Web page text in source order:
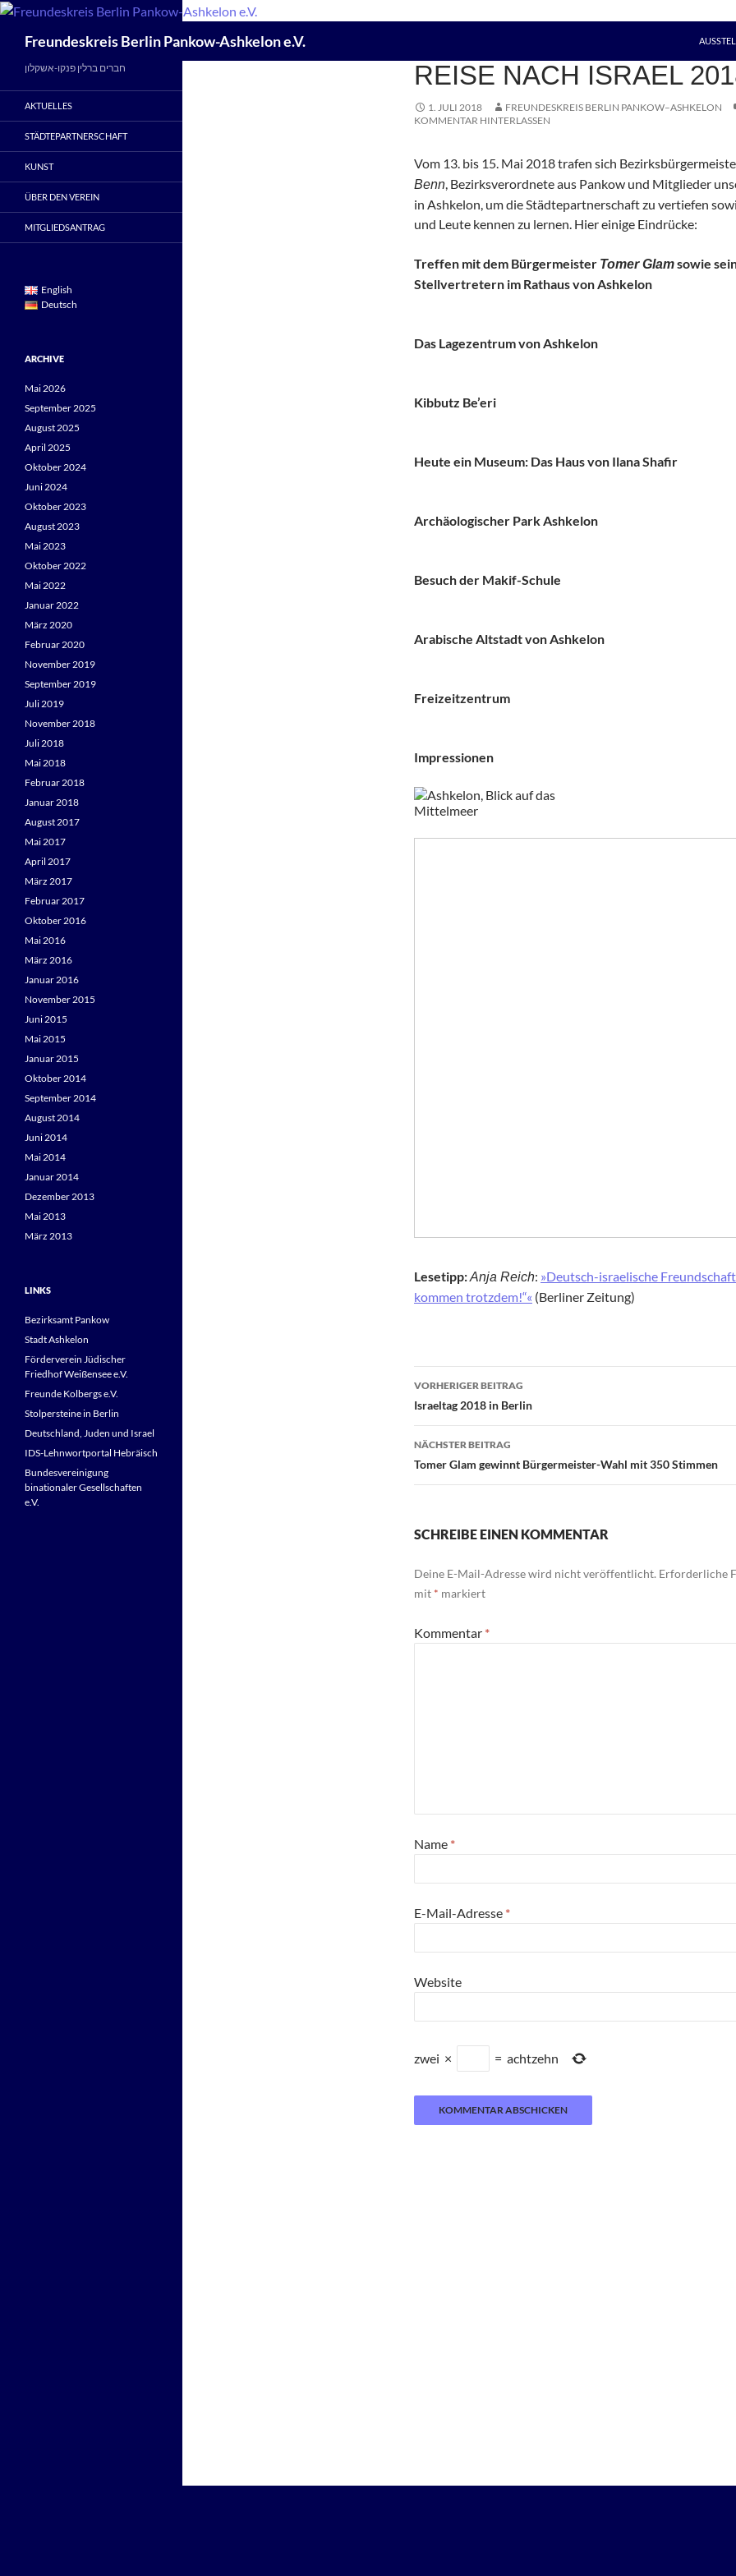
Zum
springenFreundeskreis Berlin Pankow-Ashkelon e.V.
REISE NACH ISRAEL
1. JULI 2018
FREUNDESKREIS BERLIN PANKOW–ASHKELON
KOMMENTAR HINTERLASSEN
Vom 13. bis 15. Mai 2018 trafen sich
Benn, Bezirksverordnete aus Pankow und Mitglieder
in Ashkelon, um die Städtepartnerschaft zu vertiefen
und Leute kennen zu lernen. Hier einige Eindrücke:
Treffen mit dem Bürgermeister Tomer Glamsowie
Stellvertretern im Rathaus von Ashkelon
Das Lagezentrum von Ashkelon
Kibbutz Be’eri
Heute ein Museum: Das Haus von Ilana Shafir
Archäologischer Park Ashkelon
Besuch der Makif-Schule
Arabische Altstadt von Ashkelon
Freizeitzentrum
Impressionen
Lesetipp:Anja Reich: »Deutsch-israelische
kommen trotzdem!“« (Berliner Zeitung)
Beitragsnavigation
VORHERIGER BEITRAG
Israeltag 2018 in Berlin
NÄCHSTER BEITRAG
Tomer Glam gewinnt Bürgermeister-Wahl mit 350 Stimmen
SCHREIBE EINEN KOMMENTAR
Deine E-Mail-Adresse wird nicht veröffentlicht. Erforderliche
mit * markiert
Kommentar *
Name *
E-Mail-Adresse *
Website
zwei × = achtzehn
חברים ברלין פנקו-אשקלון
AKTUELLES
STÄDTEPARTNERSCHAFT
KUNST
ÜBER DEN VEREIN
MITGLIEDSANTRAG
English
Deutsch
ARCHIVE
Mai 2026
September 2025
August 2025
April 2025
Oktober 2024
Juni 2024
Oktober 2023
August 2023
Mai 2023
Oktober 2022
Mai 2022
Januar 2022
März 2020
Februar 2020
November 2019
September 2019
Juli 2019
November 2018
Juli 2018
Mai 2018
Februar 2018
Januar 2018
August 2017
Mai 2017
April 2017
März 2017
Februar 2017
Oktober 2016
Mai 2016
März 2016
Januar 2016
November 2015
Juni 2015
Mai 2015
Januar 2015
Oktober 2014
September 2014
August 2014
Juni 2014
Mai 2014
Januar 2014
Dezember 2013
Mai 2013
März 2013
LINKS
Bezirksamt Pankow
Stadt Ashkelon
Förderverein Jüdischer
Friedhof Weißensee e.V.
Freunde Kolbergs e.V.
Stolpersteine in Berlin
Deutschland, Juden und Israel
IDS-Lehnwortportal Hebräisch
Bundesvereinigung
binationaler Gesellschaften
e.V.